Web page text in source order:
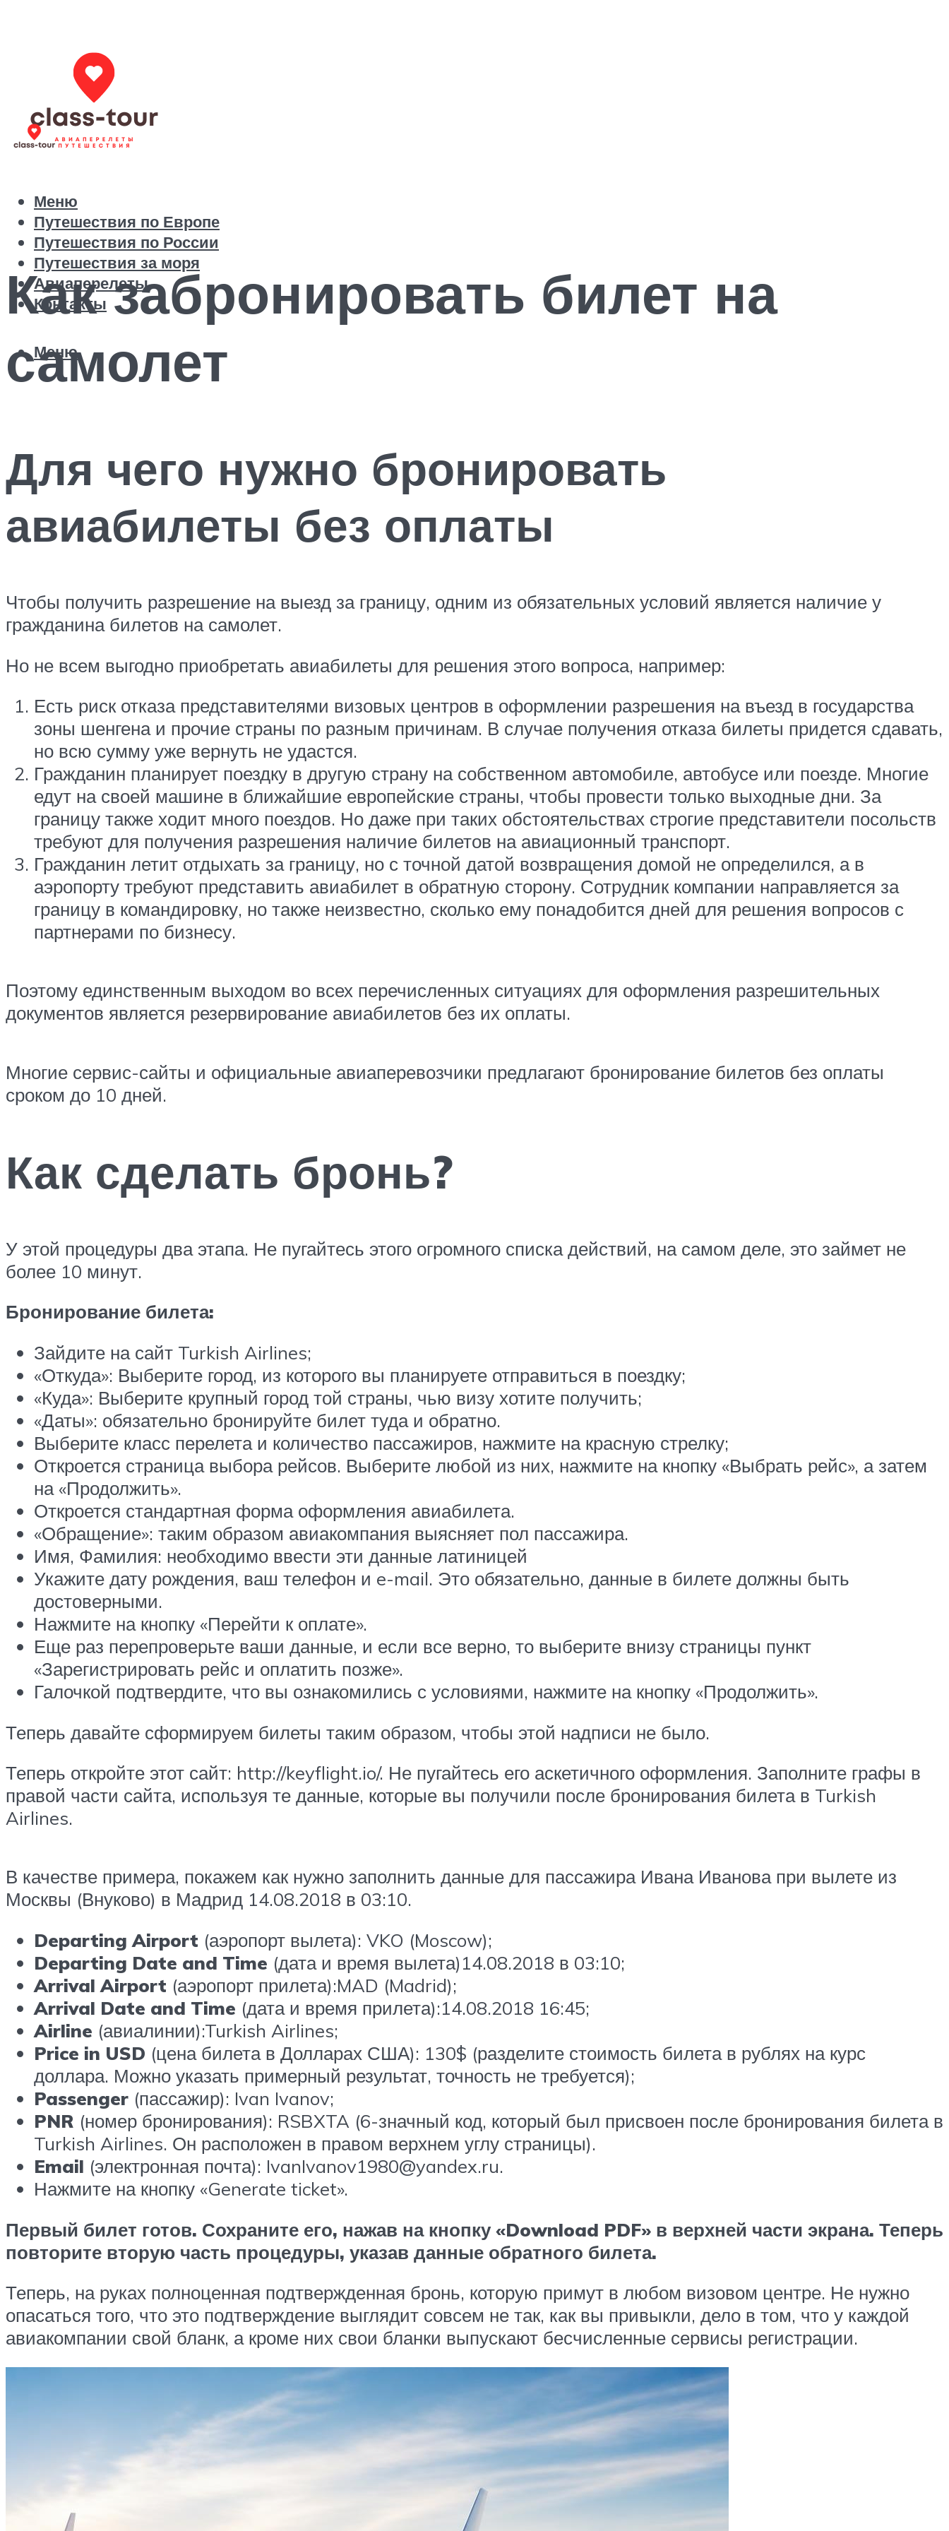
Путешествия по Европе
Путешествия по России
Путешествия за моря
Авиаперелеты
Контакты
Меню
Меню
Как забронировать билет на
самолет
Для чего нужно бронировать
авиабилеты без оплаты
Чтобы получить разрешение на выезд за границу, одним из обязательных условий является наличие у
гражданина билетов на самолет.
Но не всем выгодно приобретать авиабилеты для решения этого вопроса, например:
Есть риск отказа представителями визовых центров в оформлении разрешения на въезд в государства
зоны шенгена и прочие страны по разным причинам. В случае получения отказа билеты придется сдавать,
но всю сумму уже вернуть не удастся.
Гражданин планирует поездку в другую страну на собственном автомобиле, автобусе или поезде. Многие
едут на своей машине в ближайшие европейские страны, чтобы провести только выходные дни. За
границу также ходит много поездов. Но даже при таких обстоятельствах строгие представители посольств
требуют для получения разрешения наличие билетов на авиационный транспорт.
Гражданин летит отдыхать за границу, но с точной датой возвращения домой не определился, а в
аэропорту требуют представить авиабилет в обратную сторону. Сотрудник компании направляется за
границу в командировку, но также неизвестно, сколько ему понадобится дней для решения вопросов с
партнерами по бизнесу.
Поэтому единственным выходом во всех перечисленных ситуациях для оформления разрешительных
документов является резервирование авиабилетов без их оплаты.
Многие сервис-сайты и официальные авиаперевозчики предлагают бронирование билетов без оплаты
сроком до 10 дней.
Как сделать бронь?
У этой процедуры два этапа. Не пугайтесь этого огромного списка действий, на самом деле, это займет не
более 10 минут.
Бронирование билета:
Зайдите на сайт Turkish Airlines;
«Откуда»: Выберите город, из которого вы планируете отправиться в поездку;
«Куда»: Выберите крупный город той страны, чью визу хотите получить;
«Даты»: обязательно бронируйте билет туда и обратно.
Выберите класс перелета и количество пассажиров, нажмите на красную стрелку;
Откроется страница выбора рейсов. Выберите любой из них, нажмите на кнопку «Выбрать рейс», а затем
на «Продолжить».
Откроется стандартная форма оформления авиабилета.
«Обращение»: таким образом авиакомпания выясняет пол пассажира.
Имя, Фамилия: необходимо ввести эти данные латиницей
Укажите дату рождения, ваш телефон и e-mail. Это обязательно, данные в билете должны быть
достоверными.
Нажмите на кнопку «Перейти к оплате».
Еще раз перепроверьте ваши данные, и если все верно, то выберите внизу страницы пункт
«Зарегистрировать рейс и оплатить позже».
Галочкой подтвердите, что вы ознакомились с условиями, нажмите на кнопку «Продолжить».
Теперь давайте сформируем билеты таким образом, чтобы этой надписи не было.
Теперь откройте этот сайт: http://keyflight.io/. Не пугайтесь его аскетичного оформления. Заполните графы в
правой части сайта, используя те данные, которые вы получили после бронирования билета в Turkish
Airlines.
В качестве примера, покажем как нужно заполнить данные для пассажира Ивана Иванова при вылете из
Москвы (Внуково) в Мадрид 14.08.2018 в 03:10.
Departing Airport (аэропорт вылета): VKO (Moscow);
Departing Date and Time (дата и время вылета)14.08.2018 в 03:10;
Arrival Airport (аэропорт прилета):MAD (Madrid);
Arrival Date and Time (дата и время прилета):14.08.2018 16:45;
Airline (авиалинии):Turkish Airlines;
Price in USD (цена билета в Долларах США): 130$ (разделите стоимость билета в рублях на курс
доллара. Можно указать примерный результат, точность не требуется);
Passenger (пассажир): Ivan Ivanov;
PNR (номер бронирования): RSBXTA (6-значный код, который был присвоен после бронирования билета в
Turkish Airlines. Он расположен в правом верхнем углу страницы).
Email (электронная почта): IvanIvanov1980@yandex.ru.
Нажмите на кнопку «Generate ticket».
Первый билет готов. Сохраните его, нажав на кнопку «Download PDF» в верхней части экрана. Теперь
повторите вторую часть процедуры, указав данные обратного билета.
Теперь, на руках полноценная подтвержденная бронь, которую примут в любом визовом центре. Не нужно
опасаться того, что это подтверждение выглядит совсем не так, как вы привыкли, дело в том, что у каждой
авиакомпании свой бланк, а кроме них свои бланки выпускают бесчисленные сервисы регистрации.